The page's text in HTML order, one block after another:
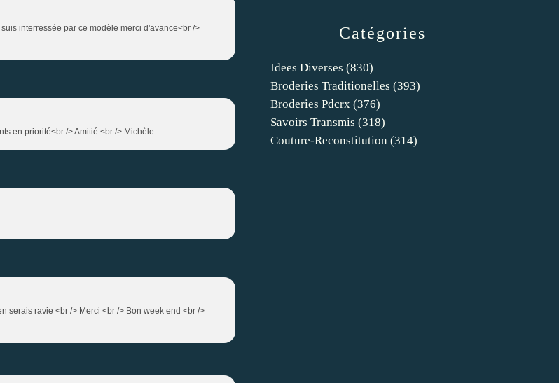
interressée par ce modèle merci d'avance<br />
en priorité<br /> Amitié <br /> Michèle
serais ravie <br /> Merci <br /> Bon week end <br />
Catégories
Idees Diverses (830)
Broderies Traditionelles (393)
Broderies Pdcrx (376)
Savoirs Transmis (318)
Couture-Reconstitution (314)